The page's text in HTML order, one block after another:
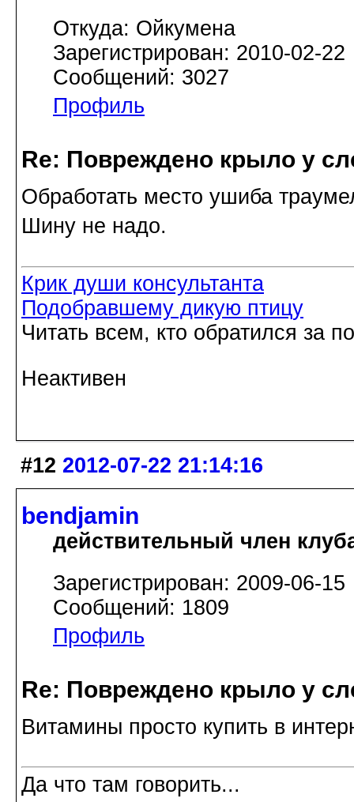
Откуда: Ойкумена
Зарегистрирован: 2010-02-22
Сообщений: 3027
Профиль
Re: Повреждено крыло у
Обработать место ушиба
Шину не надо.
Крик души консультанта
Подобравшему дикую птицу
Читать всем, кто обратился за
Неактивен
#12 2012-07-22 21:14:16
bendjamin
действительный член
Зарегистрирован: 2009-06-15
Сообщений: 1809
Профиль
Re: Повреждено крыло у
Витамины просто купить в
Да что там говорить...